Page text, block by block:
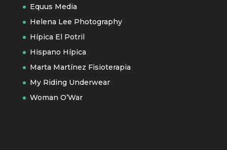
Equus Media
Helena Lee Photography
Hípica El Potril
Hispano Hípica
Marta Martínez Fisioterapia
My Riding Underwear
Woman O’War